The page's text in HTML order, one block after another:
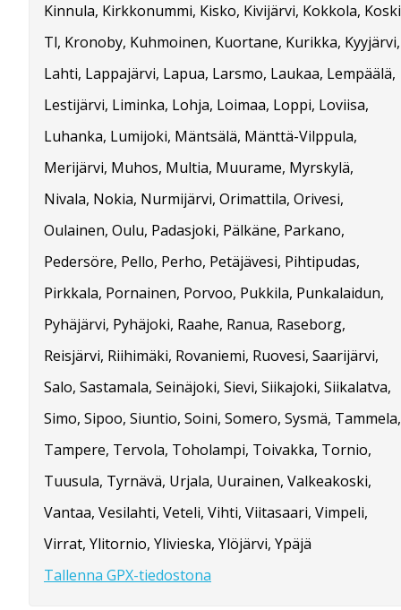
Kinnula, Kirkkonummi, Kisko, Kivijärvi, Kokkola, Koski
Tl, Kronoby, Kuhmoinen, Kuortane, Kurikka, Kyyjärvi,
Lahti, Lappajärvi, Lapua, Larsmo, Laukaa, Lempäälä,
Lestijärvi, Liminka, Lohja, Loimaa, Loppi, Loviisa,
Luhanka, Lumijoki, Mäntsälä, Mänttä-Vilppula,
Merijärvi, Muhos, Multia, Muurame, Myrskylä,
Nivala, Nokia, Nurmijärvi, Orimattila, Orivesi,
Oulainen, Oulu, Padasjoki, Pälkäne, Parkano,
Pedersöre, Pello, Perho, Petäjävesi, Pihtipudas,
Pirkkala, Pornainen, Porvoo, Pukkila, Punkalaidun,
Pyhäjärvi, Pyhäjoki, Raahe, Ranua, Raseborg,
Reisjärvi, Riihimäki, Rovaniemi, Ruovesi, Saarijärvi,
Salo, Sastamala, Seinäjoki, Sievi, Siikajoki, Siikalatva,
Simo, Sipoo, Siuntio, Soini, Somero, Sysmä, Tammela,
Tampere, Tervola, Toholampi, Toivakka, Tornio,
Tuusula, Tyrnävä, Urjala, Uurainen, Valkeakoski,
Vantaa, Vesilahti, Veteli, Vihti, Viitasaari, Vimpeli,
Virrat, Ylitornio, Ylivieska, Ylöjärvi, Ypäjä
Tallenna GPX-tiedostona